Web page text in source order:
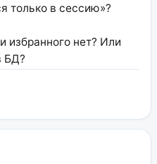
только в сессию»?
избранного нет? Или
БД?